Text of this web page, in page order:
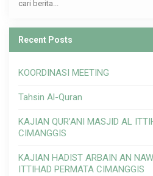
Recent Posts
KOORDINASI MEETING
Tahsin Al-Quran
KAJIAN QUR’ANI MASJID AL
CIMANGGIS
KAJIAN HADIST ARBAIN AN
ITTIHAD PERMATA CIMANGGIS